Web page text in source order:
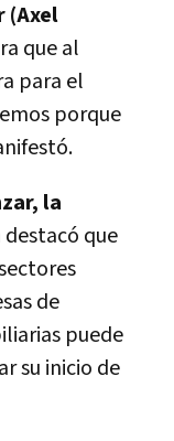
(Axel
que al
para el
porque
la
destacó que
de
puede
su inicio de